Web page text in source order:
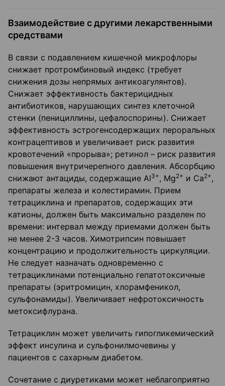
Взаимодействие с другими лекарственными
средствами
В связи с подавлением кишечной микрофлоры
снижает протромбиновый индекс (требует
снижения дозы непрямых антикоагулянтов).
Снижает эффективность бактерицидных
антибиотиков, нарушающих синтез клеточной
стенки (пенициллины, цефалоспорины). Снижает
эффективность эстрогенсодержащих пероральных
контрацептивов и увеличивает риск развития
кровотечений «прорыва»; ретинол – риск развития
повышения внутричерепного давления. Абсорбцию
снижают антациды, содержащие Al3+, Mg2+ и Са2+,
препараты железа и колестирамин. Прием
тетрациклина и препаратов, содержащих эти
катионы, должен быть максимально разделен по
времени: интервал между приемами должен быть
не менее 2-3 часов. Химотрипсин повышает
концентрацию и продолжительность циркуляции.
Не следует назначать одновременно с
тетрациклинами потенциально гепатотоксичные
препараты (эритромицин, хлорамфеникол,
сульфонамиды). Увеличивает нефротоксичность
метоксифлурана.
Тетрациклин может увеличить гипогликемический
эффект инсулина и сульфонилмочевины у
пациентов с сахарным диабетом.
Сочетание с диуретиками может неблагоприятно